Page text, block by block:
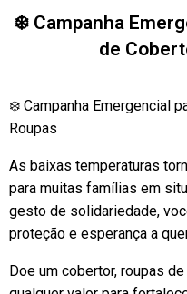
❄️ Campanha
de
❄️ Campanha Emergencial
Roupas
As baixas temperaturas
para muitas famílias em
gesto de solidariedade,
proteção e esperança a
Doe um cobertor, roupas